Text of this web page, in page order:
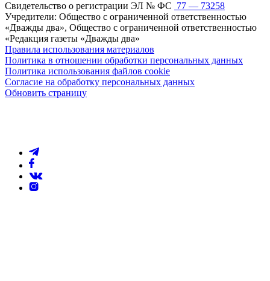
Свидетельство о регистрации ЭЛ № ФС 77 — 73258
Учредители: Общество с ограниченной ответственностью
«Дважды два», Общество с ограниченной ответственностью
«Редакция газеты «Дважды два»
Правила использования материалов
Политика в отношении обработки персональных данных
Политика использования файлов cookie
Согласие на обработку персональных данных
Обновить страницу